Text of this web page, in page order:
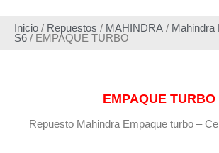
Inicio / Repuestos / MAHINDRA / Mahindra
S6 / EMPAQUE TURBO
EMPAQUE TURBO
Repuesto Mahindra Empaque turbo –